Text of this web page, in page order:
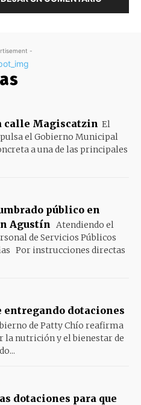
-
calle Magiscatzin El
el Gobierno Municipal
a una de las principales
público en
Agustín
Atendiendo el
de Servicios Públicos
Por instrucciones directas
entregando dotaciones
de Patty Chío reafirma
nutrición y el bienestar de
dotaciones para que